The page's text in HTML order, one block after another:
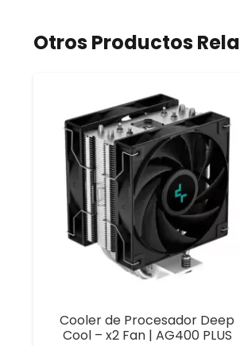
Otros Productos
Cooler de Procesador Deep
Cool – x2 Fan | AG400 PLUS